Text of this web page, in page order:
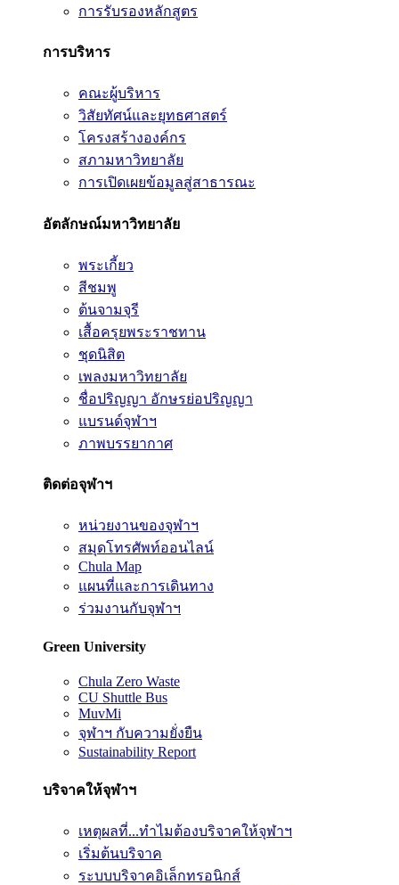
การรับรองหลักสูตร
การบริหาร
คณะผู้บริหาร
วิสัยทัศน์และยุทธศาสตร์
โครงสร้างองค์กร
สภามหาวิทยาลัย
การเปิดเผยข้อมูลสู่สาธารณะ
อัตลักษณ์มหาวิทยาลัย
พระเกี้ยว
สีชมพู
ต้นจามจุรี
เสื้อครุยพระราชทาน
ชุดนิสิต
เพลงมหาวิทยาลัย
ชื่อปริญญา อักษรย่อปริญญา
แบรนด์จุฬาฯ
ภาพบรรยากาศ
ติดต่อจุฬาฯ
หน่วยงานของจุฬาฯ
สมุดโทรศัพท์ออนไลน์
Chula Map
แผนที่และการเดินทาง
ร่วมงานกับจุฬาฯ
Green University
Chula Zero Waste
CU Shuttle Bus
MuvMi
จุฬาฯ กับความยั่งยืน
Sustainability Report
บริจาคให้จุฬาฯ
เหตุผลที่...ทำไมต้องบริจาคให้จุฬาฯ
เริ่มต้นบริจาค
ระบบบริจาคอิเล็กทรอนิกส์